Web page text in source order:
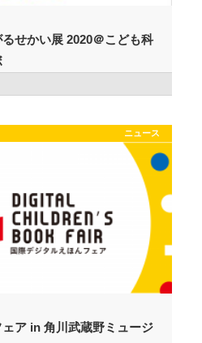
せかい展 2020＠こども科
ニュース
ア in 角川武蔵野ミュージ